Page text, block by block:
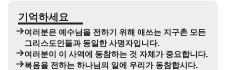
기억하세요
여러분은 예수님을 전하기 위해 애쓰는 지구촌 모든
그리스도인들과 동일한 사명자입니다.
여러분이 이 사역에 동참하는 것 자체가 중요합니다.
복음을 전하는 하나님의 일에 우리가 동참합시다.